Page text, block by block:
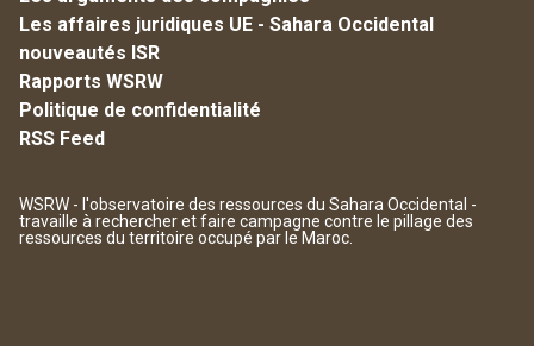
Les affaires juridiques UE - Sahara Occidental
nouveautés ISR
Rapports WSRW
Politique de confidentialité
RSS Feed
WSRW - l'observatoire des ressources du Sahara Occidental -
travaille à rechercher et faire campagne contre le pillage des
ressources du territoire occupé par le Maroc.